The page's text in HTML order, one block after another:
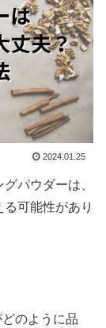
2024.01.25
パウダーは、
可能性があり
のように品